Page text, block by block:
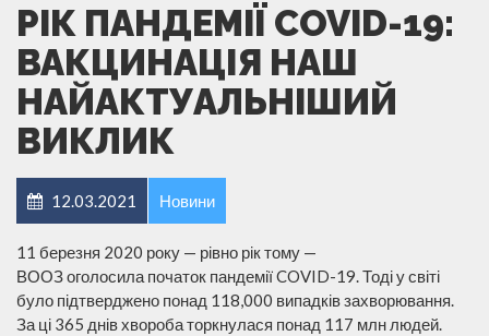
РІК ПАНДЕМІЇ COVID-19:
ВАКЦИНАЦІЯ НАШ
НАЙАКТУАЛЬНІШИЙ
ВИКЛИК
12.03.2021 Новини
11 березня 2020 року — рівно рік тому —
ВООЗ оголосила початок пандемії COVID-19. Тоді у світі
було підтверджено понад 118,000 випадків захворювання.
За ці 365 днів хвороба торкнулася понад 117 млн людей.